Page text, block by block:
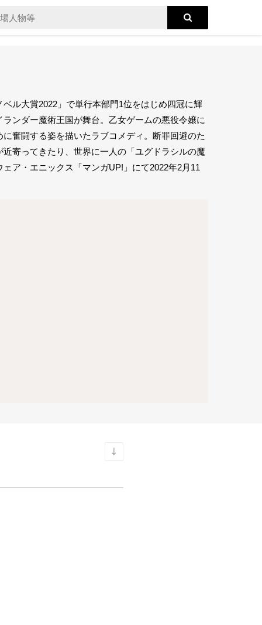
ル大賞2022」で単行本部門1位をはじめ四冠に輝
ンダー魔術王国が舞台。乙女ゲームの悪役令嬢に
奮闘する姿を描いたラブコメディ。断罪回避のた
寄ってきたり、世界に一人の「ユグドラシルの魔
ア・エニックス「マンガUP!」にて2022年2月11